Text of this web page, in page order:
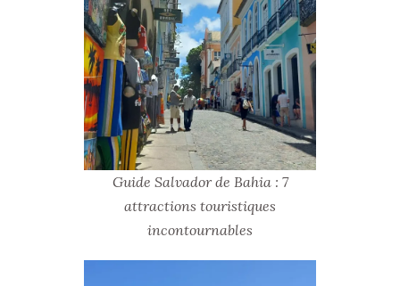
Guide Salvador de Bahia : 7
attractions touristiques
incontournables